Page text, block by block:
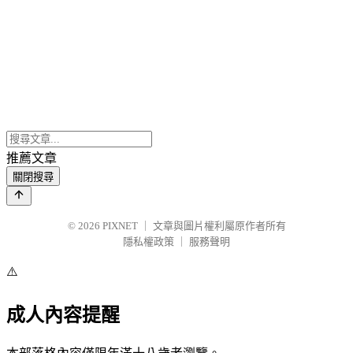
推薦文章
關閉搜尋
© 2026 PIXNET
文章與圖片權利屬原作者所有
隱私權政策
服務聲明
⚠️
成人內容提醒